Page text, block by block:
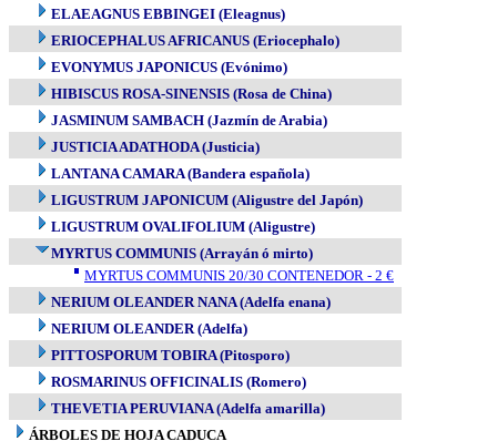
ELAEAGNUS EBBINGEI (Eleagnus)
ERIOCEPHALUS AFRICANUS (Eriocephalo)
EVONYMUS JAPONICUS (Evónimo)
HIBISCUS ROSA-SINENSIS (Rosa de China)
JASMINUM SAMBACH (Jazmín de Arabia)
JUSTICIA ADATHODA (Justicia)
LANTANA CAMARA (Bandera española)
LIGUSTRUM JAPONICUM (Aligustre del Japón)
LIGUSTRUM OVALIFOLIUM (Aligustre)
MYRTUS COMMUNIS (Arrayán ó mirto)
MYRTUS COMMUNIS 20/30 CONTENEDOR - 2 €
NERIUM OLEANDER NANA (Adelfa enana)
NERIUM OLEANDER (Adelfa)
PITTOSPORUM TOBIRA (Pitosporo)
ROSMARINUS OFFICINALIS (Romero)
THEVETIA PERUVIANA (Adelfa amarilla)
ÁRBOLES DE HOJA CADUCA